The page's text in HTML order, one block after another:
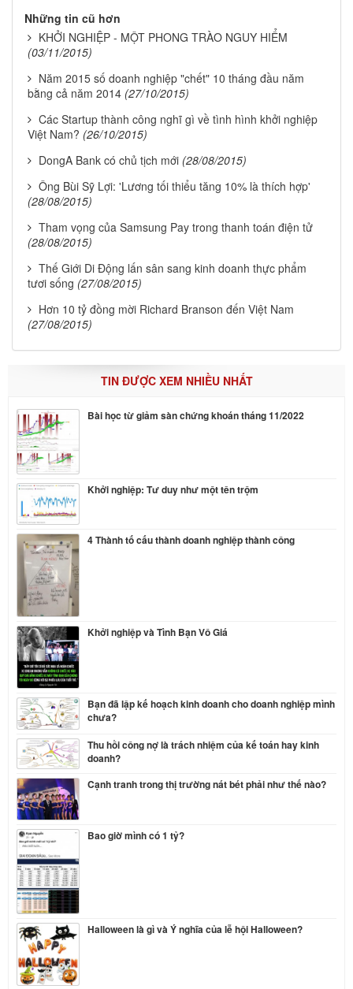
Những tin cũ hơn
KHỞI NGHIỆP - MỘT PHONG TRÀO NGUY HIỂM
(03/11/2015)
Năm 2015 số doanh nghiệp "chết" 10 tháng đầu năm
bằng cả năm 2014 (27/10/2015)
Các Startup thành công nghĩ gì về tình hình khởi nghiệp
Việt Nam? (26/10/2015)
DongA Bank có chủ tịch mới (28/08/2015)
Ông Bùi Sỹ Lợi: 'Lương tối thiểu tăng 10% là thích hợp'
(28/08/2015)
Tham vọng của Samsung Pay trong thanh toán điện tử
(28/08/2015)
Thế Giới Di Động lấn sân sang kinh doanh thực phẩm
tươi sống (27/08/2015)
Hơn 10 tỷ đồng mời Richard Branson đến Việt Nam
(27/08/2015)
TIN ĐƯỢC XEM NHIỀU NHẤT
Bài học từ giảm sàn chứng khoán tháng 11/2022
Khởi nghiệp: Tư duy như một tên trộm
4 Thành tố cấu thành doanh nghiệp thành công
Khởi nghiệp và Tình Bạn Vô Giá
Bạn đã lập kế hoạch kinh doanh cho doanh nghiệp mình
chưa?
Thu hồi công nợ là trách nhiệm của kế toán hay kinh
doanh?
Cạnh tranh trong thị trường nát bét phải như thế nào?
Bao giờ mình có 1 tỷ?
Halloween là gì và Ý nghĩa của lễ hội Halloween?